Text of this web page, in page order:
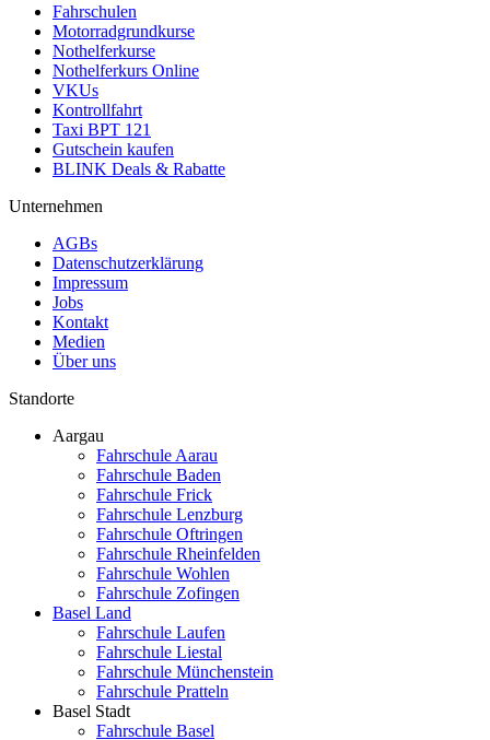
Fahrschulen
Motorradgrundkurse
Nothelferkurse
Nothelferkurs Online
VKUs
Kontrollfahrt
Taxi BPT 121
Gutschein kaufen
BLINK Deals & Rabatte
Unternehmen
AGBs
Datenschutzerklärung
Impressum
Jobs
Kontakt
Medien
Über uns
Standorte
Aargau
Fahrschule Aarau
Fahrschule Baden
Fahrschule Frick
Fahrschule Lenzburg
Fahrschule Oftringen
Fahrschule Rheinfelden
Fahrschule Wohlen
Fahrschule Zofingen
Basel Land
Fahrschule Laufen
Fahrschule Liestal
Fahrschule Münchenstein
Fahrschule Pratteln
Basel Stadt
Fahrschule Basel